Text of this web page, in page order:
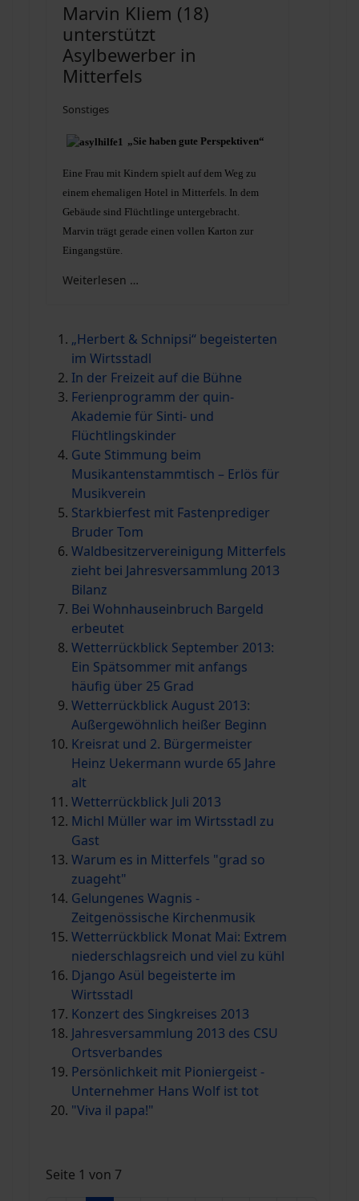
Marvin Kliem (18)
unterstützt
Asylbewerber in
Mitterfels
Sonstiges
„Sie haben gute Perspektiven“
Eine Frau mit Kindern spielt auf dem Weg zu
einem ehemaligen Hotel in Mitterfels. In dem
Gebäude sind Flüchtlinge untergebracht.
Marvin trägt gerade einen vollen Karton zur
Eingangstüre.
Weiterlesen …
„Herbert & Schnipsi“ begeisterten
im Wirtsstadl
In der Freizeit auf die Bühne
Ferienprogramm der quin-
Akademie für Sinti- und
Flüchtlingskinder
Gute Stimmung beim
Musikantenstammtisch – Erlös für
Musikverein
Starkbierfest mit Fastenprediger
Bruder Tom
Waldbesitzervereinigung Mitterfels
zieht bei Jahresversammlung 2013
Bilanz
Bei Wohnhauseinbruch Bargeld
erbeutet
Wetterrückblick September 2013:
Ein Spätsommer mit anfangs
häufig über 25 Grad
Wetterrückblick August 2013:
Außergewöhnlich heißer Beginn
Kreisrat und 2. Bürgermeister
Heinz Uekermann wurde 65 Jahre
alt
Wetterrückblick Juli 2013
Michl Müller war im Wirtsstadl zu
Gast
Warum es in Mitterfels "grad so
zuageht"
Gelungenes Wagnis -
Zeitgenössische Kirchenmusik
Wetterrückblick Monat Mai: Extrem
niederschlagsreich und viel zu kühl
Django Asül begeisterte im
Wirtsstadl
Konzert des Singkreises 2013
Jahresversammlung 2013 des CSU
Ortsverbandes
Persönlichkeit mit Pioniergeist -
Unternehmer Hans Wolf ist tot
"Viva il papa!"
Seite 1 von 7